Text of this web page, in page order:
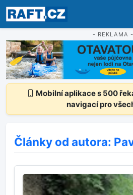
Registrace Přihlášení
- REKLAMA -
Mobilní aplikace s 500
navigací pro
Články od autora: